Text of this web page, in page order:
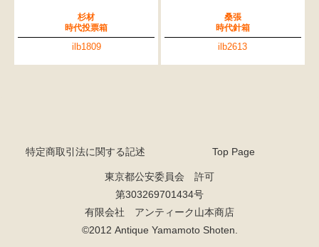
杉材
時代投票箱
ilb1809
桑張
時代針箱
ilb2613
特定商取引法に関する記述 Top Page
東京都公安委員会 許可
第303269701434号
有限会社 アンティーク山本商店
©2012 Antique Yamamoto Shoten.